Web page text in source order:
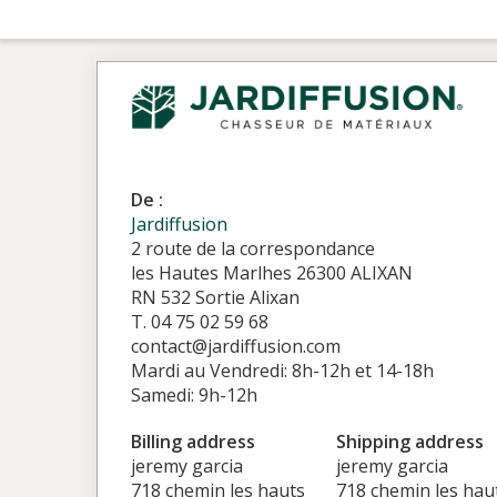
De :
Jardiffusion
2 route de la correspondance
les Hautes Marlhes 26300 ALIXAN
RN 532 Sortie Alixan
T. 04 75 02 59 68
contact@jardiffusion.com
Mardi au Vendredi: 8h-12h et 14-18h
Samedi: 9h-12h
Billing address
jeremy garcia
718 chemin les hauts
Shipping address
jeremy garcia
718 chemin les